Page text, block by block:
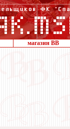
магазин ВВ